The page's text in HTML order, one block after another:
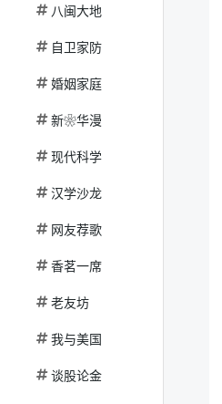
八闽大地
自卫家防
婚姻家庭
新❀华漫
现代科学
汉学沙龙
网友荐歌
香茗一席
老友坊
我与美国
谈股论金